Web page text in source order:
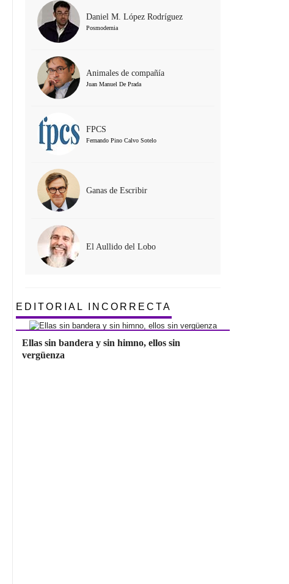
Daniel M. López Rodríguez
Posmodernia
Animales de compañía
Juan Manuel De Prada
FPCS
Fernando Pino Calvo Sotelo
Ganas de Escribir
El Aullido del Lobo
EDITORIAL INCORRECTA
Ellas sin bandera y sin himno, ellos sin
vergüenza